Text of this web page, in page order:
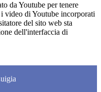
da Youtube per tenere
video di Youtube incorporati
del sito web sta
dell'interfaccia di